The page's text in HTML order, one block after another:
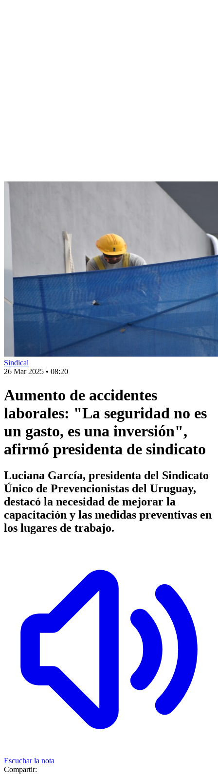
Sindical
26 Mar 2025 • 08:20
Aumento de accidentes
laborales: "La seguridad no es
un gasto, es una inversión",
afirmó presidenta de sindicato
Luciana García, presidenta del Sindicato
Único de Prevencionistas del Uruguay,
destacó la necesidad de mejorar la
capacitación y las medidas preventivas en
los lugares de trabajo.
Escuchar la nota
Compartir: